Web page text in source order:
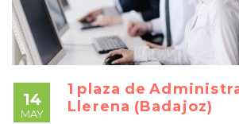
14
MAY
1 plaza de
Llerena (Badajoz)